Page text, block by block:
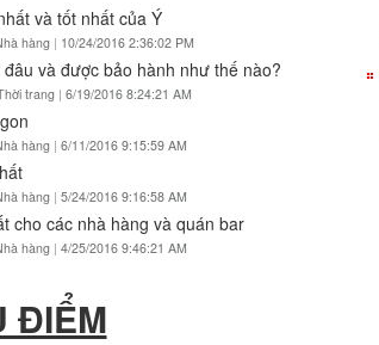
và tốt nhất của Ý
hàng | 10/24/2016 2:36:02 PM
và được bảo hành như thế nào?
trang | 6/19/2016 8:24:21 AM
hàng | 6/11/2016 9:15:59 AM
hàng | 5/24/2016 9:16:58 AM
cho các nhà hàng và quán bar
hàng | 4/25/2016 9:46:21 AM
ĐIỂM